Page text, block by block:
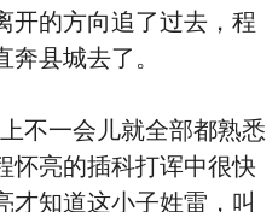
开的方向追了过去，程
县城去了。
一会儿就全部都熟悉
怀亮的插科打诨中很快
才知道这小子姓雷，叫